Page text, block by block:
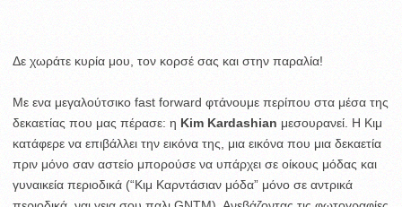
Δε χωράτε κυρία μου, τον κορσέ σας και στην παραλία!
Με ενα μεγαλούτσικο fast forward φτάνουμε περίπου στα μέσα της
δεκαετίας που μας πέρασε: η Kim Kardashian μεσουρανεί. Η Kιμ
κατάφερε να επιβάλλει την εικόνα της, μια εικόνα που μια δεκαετία
πριν μόνο σαν αστείο μπορούσε να υπάρχει σε οίκους μόδας και
γυναικεία περιοδικά (“Κιμ Καρντάσιαν μόδα” μόνο σε αντρικά